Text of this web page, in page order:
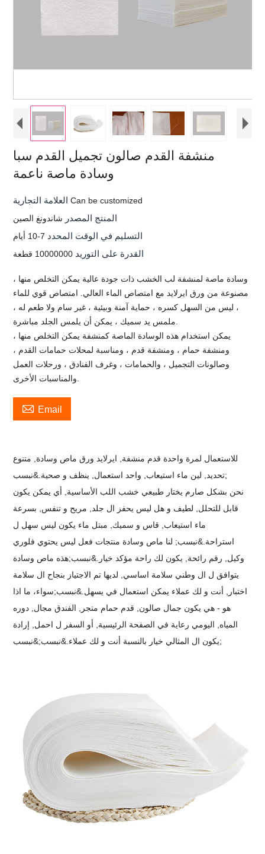
منشفة القدم صالون تجميل القدم سبا
وسادة ماصة ناعمة
العلامة التجاريةCan be customized
المنتج المصدر شاندونغ الصين
التسليم في الوقت المحدد 7-10 أيام
القدرة على التوريد 10000000 قطعة
وسادة ماصة لمنشفة لب الخشب ذات جودة عالية يمكن التخلص منها ،
مصنوعة من ورق ايرلايد مع امتصاص الماء العالي. امتصاص قوي للماء
، ليس من السهل كسره ، حماية آمنة وبيئية ، غير سام ولا طعم له ،
يمكن استخدام هذه الوسادة الماصة كمنشفة يمكن التخلص منها ،
ومنشفة حمام ، ومنشفة قدم ، ومناسبة لمحلات حمامات القدم ،
وصالونات التجميل ، والحمامات ، وغرف الفنادق ، ورحلات العمل
 Email
للاستعمال لمرة واحدة قدم منشفة, ايرلايد ورق ماص وسادة, متنوع
تحديد, لين ماء استيعاب, واحد استعمال, ينظف و صحية.&نبسب;
نحن بشكل صارم يختار طبيعي خشب اللب الأساسية, أي يمكن يكون
قابل للتحلل, لطيف و هل ليس يحفز ال جلد, مريح و تنفس, بسرعة
ماء استيعاب, قاس و سميك, مبتل ماء يكون ليس سهل ل
استراحة.&نبسب; لنا ماص وسادة منتجات فعل ليس يحتوي فلوري
وكيل, رقم رائحة, يكون لك راحة مؤكد خيار.&نبسب;هذه ماص وسادة
يتوافق ل ال وطني سلامة اساسي, لديها تم الاجتياز بنجاح ال سلامة
اختبار, أنت و لك عملاء يمكن استعمال في يسهل.&نبسب;سواء، ما اذا
هو - هي يكون جمال صالون, قدم حمام متجر, الفندق مجال, دوره
المياه, اليومي رعاية في الصفحة الرئيسية , أو السفر ل احمل, إرادة
يكون ال المثالي خيار بالنسبة أنت و لك عملاء.&نبسب;&نبسب;